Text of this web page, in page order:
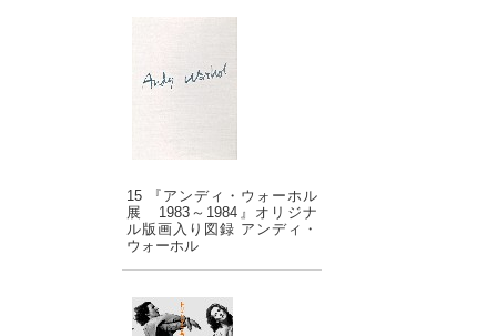
15 『アンディ・ウォーホル
展 1983～1984』オリジナ
ル版画入り図録 アンディ・
ウォーホル